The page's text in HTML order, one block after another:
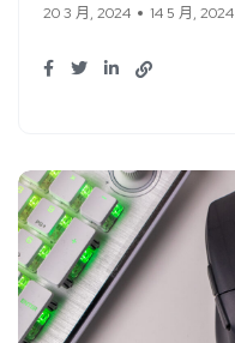
20 3 月, 2024 14 5 月, 2024